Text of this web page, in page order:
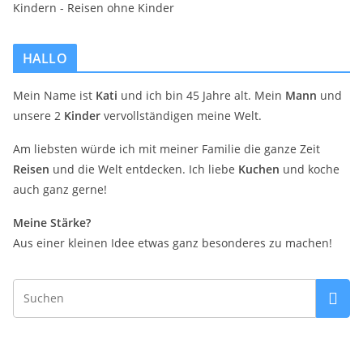
HALLO
Mein Name ist Kati und ich bin 45 Jahre alt. Mein Mann und
unsere 2 Kinder vervollständigen meine Welt.
Am liebsten würde ich mit meiner Familie die ganze Zeit
Reisen und die Welt entdecken. Ich liebe Kuchen und koche
auch ganz gerne!
Meine Stärke?
Aus einer kleinen Idee etwas ganz besonderes zu machen!